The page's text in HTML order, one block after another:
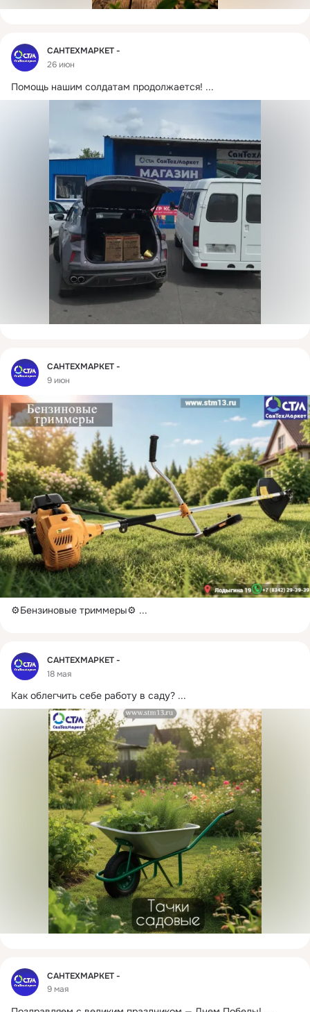
Фид
САНТЕХМАРКЕТ -
26 июн
Помощь нашим солдатам продолжается! ...
Фид
САНТЕХМАРКЕТ -
9 июн
⚙Бензиновые триммеры⚙ ...
Фид
САНТЕХМАРКЕТ -
18 мая
Как облегчить себе работу в саду? ...
Фид
САНТЕХМАРКЕТ -
9 мая